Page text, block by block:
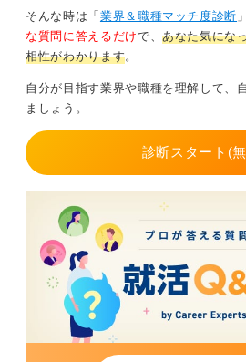
ながらそれほど多くありません。
資格を「知識の証明」としてだけ提
いう疑問を持たれてしまう可能性
取得するまでにどのような努力を
かという主体性。
②計画性： 膨大な試験範囲をカバ
うに学習スケジュールを組んだのか
③実行力・継続力： 困難な状況で
向かって最後までやり遂げた忍耐力
このように、資格取得の過程で発
そんな時は「 業界＆職種マッチ度診断
な質問に答えるだけで、あなた気にな
相性がわかります。
自分が目指す業界や職種を理解して、
ましょう。
診断スタート(